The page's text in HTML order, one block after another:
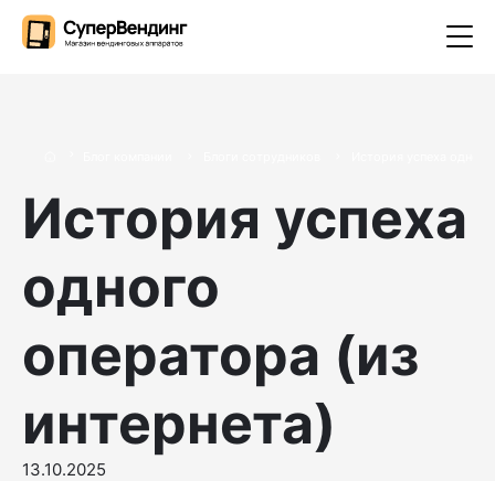
История успеха
одного
оператора (из
интернета)
13.10.2025